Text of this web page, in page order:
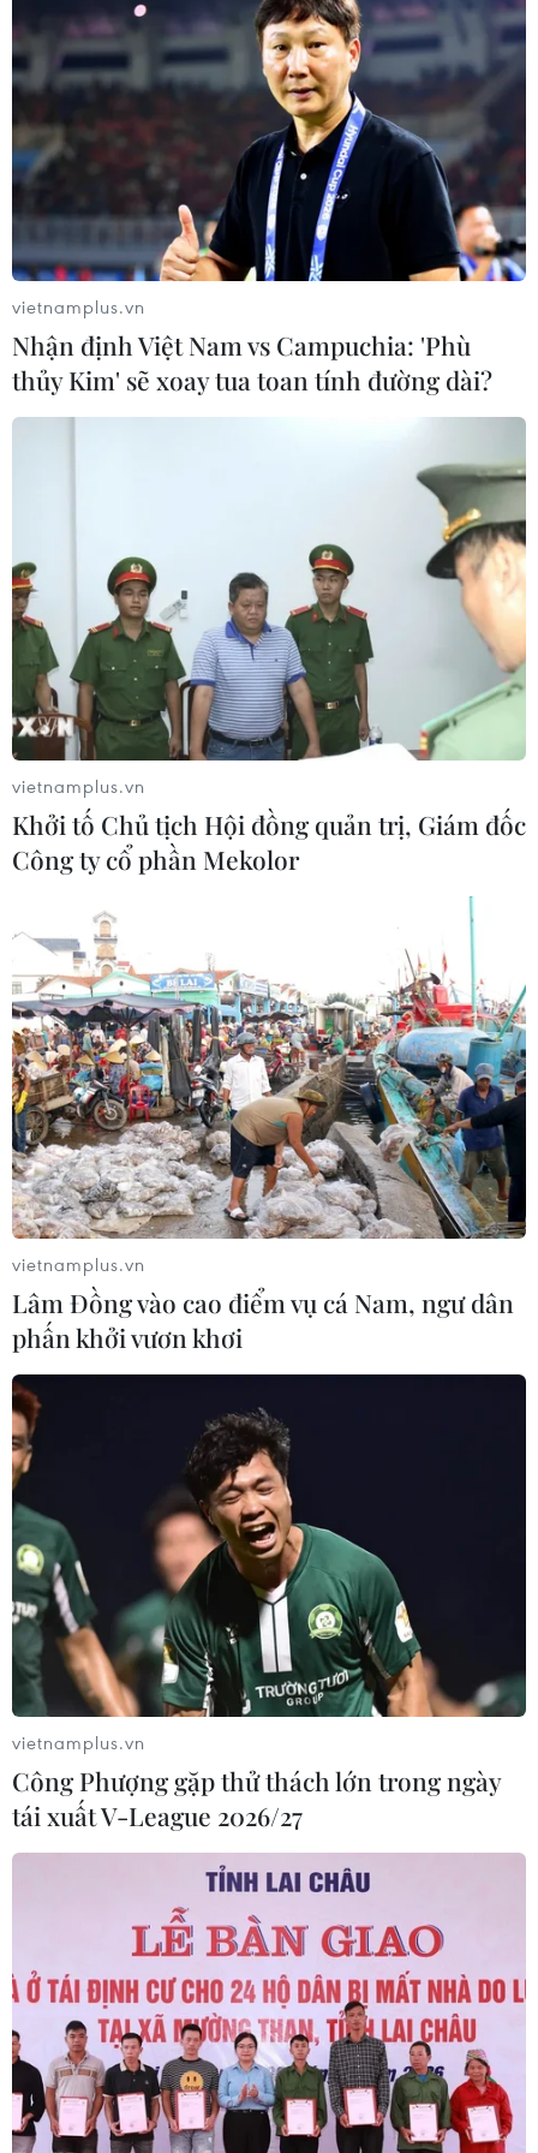
TIN CÙNG CHUYÊN MỤC
Tây Ban Nha: 100 người thiệt mạng
trong vụ vượt biển ồ ạt vào Ceuta
06/08/2026 16:03
vietnamplus.vn
Nhận định Việt Nam vs Campuchia: 'Phù
thủy Kim' sẽ xoay tua toan tính đường dài?
vietnamplus.vn
Khởi tố Chủ tịch Hội đồng quản trị, Giám đốc
Công ty cổ phần Mekolor
vietnamplus.vn
Lâm Đồng vào cao điểm vụ cá Nam, ngư dân
phấn khởi vươn khơi
vietnamplus.vn
Công Phượng gặp thử thách lớn trong ngày
tái xuất V-League 2026/27